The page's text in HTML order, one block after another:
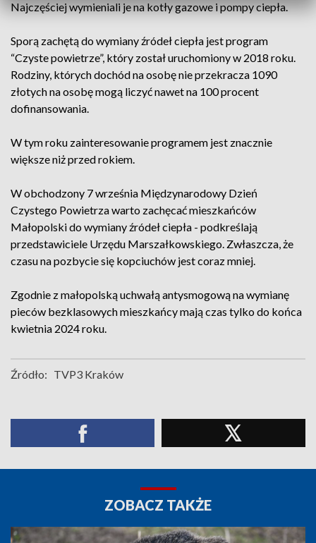
Najczęściej wymieniali je na kotły gazowe i pompy ciepła.
Sporą zachętą do wymiany źródeł ciepła jest program
“Czyste powietrze”, który został uruchomiony w 2018 roku.
Rodziny, których dochód na osobę nie przekracza 1090
złotych na osobę mogą liczyć nawet na 100 procent
dofinansowania.
W tym roku zainteresowanie programem jest znacznie
większe niż przed rokiem.
W obchodzony 7 września Międzynarodowy Dzień
Czystego Powietrza warto zachęcać mieszkańców
Małopolski do wymiany źródeł ciepła - podkreślają
przedstawiciele Urzędu Marszałkowskiego. Zwłaszcza, że
czasu na pozbycie się kopciuchów jest coraz mniej.
Zgodnie z małopolską uchwałą antysmogową na wymianę
pieców bezklasowych mieszkańcy mają czas tylko do końca
kwietnia 2024 roku.
Źródło: TVP3 Kraków
ZOBACZ TAKŻE